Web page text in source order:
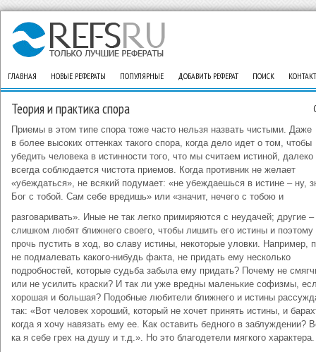
ГЛАВНАЯ НОВЫЕ РЕФЕРАТЫ ПОПУЛЯРНЫЕ ДОБАВИТЬ РЕФЕРАТ ПОИСК
Теория и практика спора
Приемы в этом типе спора тоже часто нельзя назвать чистыми. Даже
в более высоких оттенках такого спора, когда дело идет о том, чтобы
убедить человека в истинности того, что мы считаем истиной, далеко
всегда соблюдается чистота приемов. Когда противник не желает
«убеждаться», не всякий подумает: «не убеждаешься в истине – ну,
Бог с тобой. Сам себе вредишь» или «значит, нечего с тобою и
разговаривать». Иные не так легко примиряются с неудачей; другие –
слишком любят ближнего своего, чтобы лишить его истины и поэтому
прочь пустить в ход, во славу истины, некоторые уловки. Например,
не подмалевать какого-нибудь факта, не придать ему несколько
подробностей, которые судьба забыла ему придать? Почему не
или не усилить краски? И так ли уже вредны маленькие софизмы,
хорошая и большая? Подобные любители ближнего и истины
так: «Вот человек хороший, который не хочет принять истины, и
когда я хочу навязать ему ее. Как оставить бедного в заблуждении?
ка я себе грех на душу и т.д.». Но это благодетели мягкого характера.